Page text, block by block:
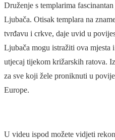
Druženje s templarima
Ljubača. Otisak templara na
tvrđavu i crkve, daje uvid u
Ljubača mogu istražiti ova mjesta
utjecaj tijekom križarskih ratova.
za sve koji žele proniknuti u
Europe.
U videu ispod možete vidjeti